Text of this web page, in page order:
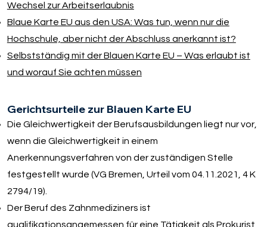
Wechsel zur Arbeitserlaubnis
Blaue Karte EU aus den USA: Was tun, wenn nur die
Hochschule, aber nicht der Abschluss anerkannt ist?
Selbstständig mit der Blauen Karte EU – Was erlaubt ist
und worauf Sie achten müssen
Gerichtsurteile zur Blauen Karte EU
Die Gleichwertigkeit der Berufsausbildungen liegt nur vor,
wenn die Gleichwertigkeit in einem
Anerkennungsverfahren von der zuständigen Stelle
festgestellt wurde (VG Bremen, Urteil vom 04.11.2021, 4 K
2794/19).
Der Beruf des Zahnmediziners ist
qualifikationsangemessen für eine Tätigkeit als Prokurist